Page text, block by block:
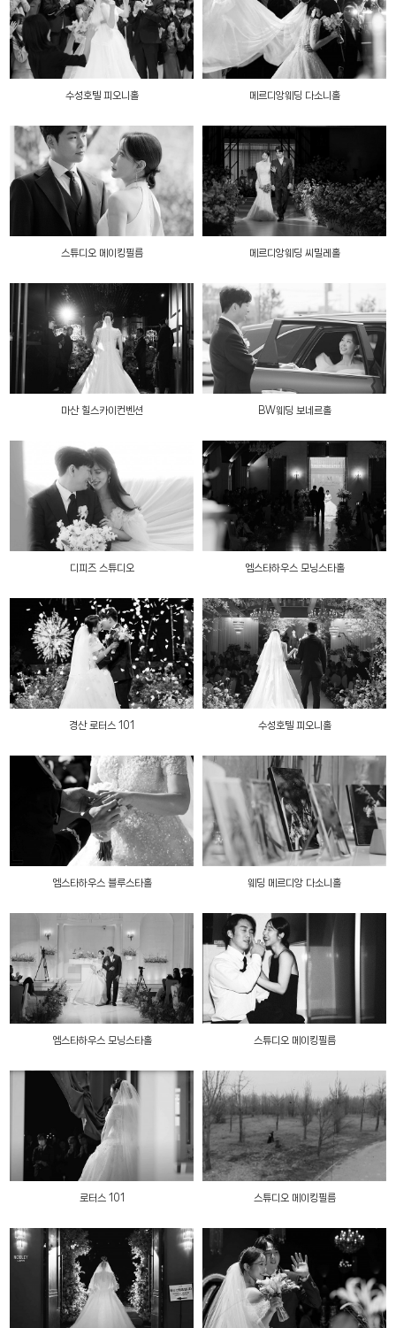
수성호텔 피오니홀 메르디앙웨딩 다소니홀
스튜디오 메이킹필름 메르디앙웨딩 씨밀레홀
마산 힐스카이컨벤션 BW웨딩 보네르홀
디피즈 스튜디오 엠스타하우스 모닝스타홀
경산 로터스 101 수성호텔 피오니홀
엠스타하우스 블루스타홀 웨딩 메르디앙 다소니홀
엠스타하우스 모닝스타홀 스튜디오 메이킹필름
로터스 101 스튜디오 메이킹필름